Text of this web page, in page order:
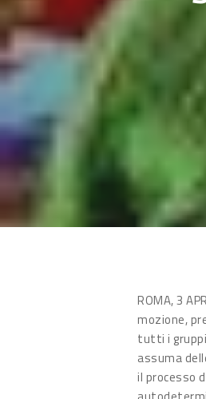
Hit enter to search or
ROMA, 3
mozione,
tutti i
assuma
il processo